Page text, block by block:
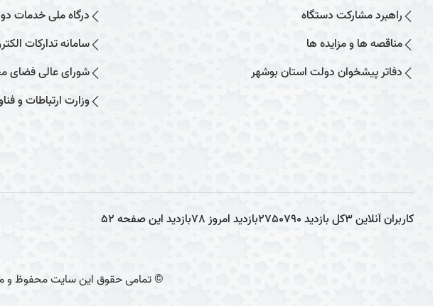
راهبرد مشارکت دستگاه
مناقصه ها و مزایده ها
دفاتر پیشخوان دولت استان بوشهر
درگاه ملی خدمات
سامانه تدارکات
شورای عالی فضای
وزارت ارتباطات و
کاربران آنلاین3کل بازدید2750790بازدید امروز78بازدید این صفحه52
© تمامی حقوق این سایت محفوظ و